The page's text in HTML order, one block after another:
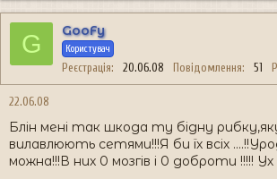
G GooFy
Користувач
Реєстрація 20.06.08 Повідомлення 51
22.06.08
Блін мені так шкода ту бідну
вилавлюють сетями!!!Я би їх всіх
можна!!!В них 0 мозгів і 0 доброти !!!!!